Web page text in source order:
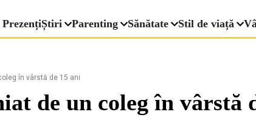
Știri Parenting Sănătate Stil de viață
în vârstă de 15 ani
de un coleg în vârstă